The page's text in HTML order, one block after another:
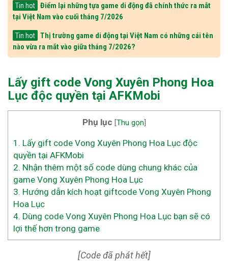
Tin hot
Điểm lại những tựa game di động đã chính thức ra mắt
tại Việt Nam vào cuối tháng 7/2026
Tin hot
Thị trường game di động tại Việt Nam có những cái tên
nào vừa ra mắt vào giữa tháng 7/2026?
Lấy gift code Vong Xuyên Phong Hoa
Lục độc quyền tại AFKMobi
Phụ lục [Thu gọn]
1. Lấy gift code Vong Xuyên Phong Hoa Lục độc
quyền tại AFKMobi
2. Nhận thêm một số code dùng chung khác của
game Vong Xuyên Phong Hoa Lục
3. Hướng dẫn kích hoạt giftcode Vong Xuyên Phong
Hoa Lục
4. Dùng code Vong Xuyên Phong Hoa Lục bạn sẽ có
lợi thế hơn trong game
[Code đã phát hết]